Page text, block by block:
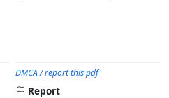
DMCA / report this pdf
Report